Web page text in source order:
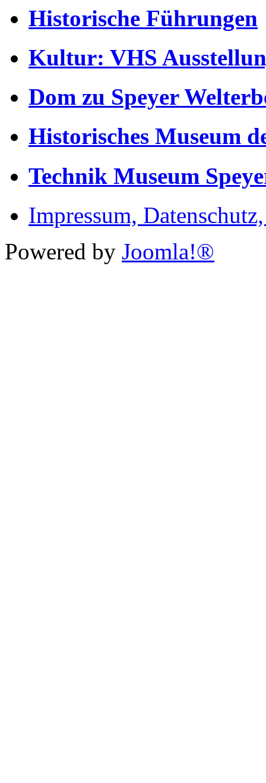
Historische Führungen
Kultur: VHS
Dom zu Speyer
Historisches Museum
Technik Museum
Impressum,
Powered by Joomla!®